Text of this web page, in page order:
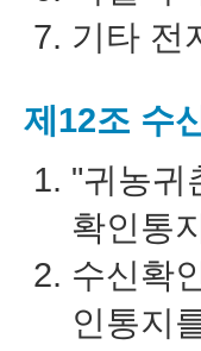
기타 전
제12조 수
"귀농귀
확인통
수신확
인통지